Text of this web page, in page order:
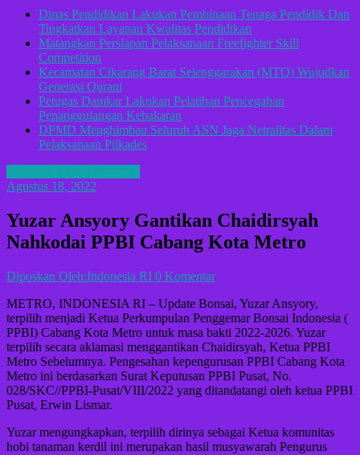
Dinas Pendidikan Lakukan Pembinaan Tenaga Pendidik Dan
Tingkatkan Layanan Kwalitas Pendidikan
Matangkan Persiapan Pelaksanaan Freefighter Skill
Competition
Kecamatan Cikarang Barat Selenggarakan (MTQ) Wujudkan
Generasi Qurani
Petugas Damkar Lakukan Pelatihan Pencegahan
Penanggulangan Kebakaran
DPMD Menghimbau Seluruh ASN Jaga Netralitas Dalam
Pelaksanaan Pilkades
Agustus 18, 2022
Yuzar Ansyory Gantikan Chaidirsyah
Nahkodai PPBI Cabang Kota Metro
Diposkan Oleh:Indonesia RI 0 Komentar
METRO, INDONESIA RI – Update Bonsai, Yuzar Ansyory,
terpilih menjadi Ketua Perkumpulan Penggemar Bonsai Indonesia (
PPBI) Cabang Kota Metro untuk masa bakti 2022-2026. Yuzar
terpilih secara aklamasi menggantikan Chaidirsyah, Ketua PPBI
Metro Sebelumnya. Pengesahan kepengurusan PPBI Cabang Kota
Metro ini berdasarkan Surat Keputusan PPBI Pusat, No.
028/SKC//PPBI-Pusat/VIII/2022 yang ditandatangi oleh ketua PPBI
Pusat, Erwin Lismar.
Yuzar mengungkapkan, terpilih dirinya sebagai Ketua komunitas
hobi tanaman kerdil ini merupakan hasil musyawarah Pengurus